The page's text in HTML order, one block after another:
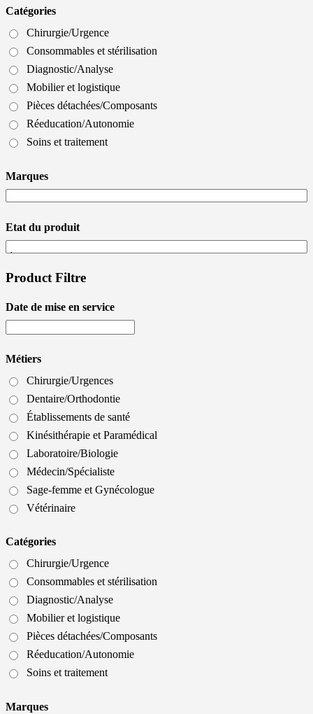
Catégories
Chirurgie/Urgence
Consommables et stérilisation
Diagnostic/Analyse
Mobilier et logistique
Pièces détachées/Composants
Réeducation/Autonomie
Soins et traitement
Marques
Etat du produit
Product Filtre
Date de mise en service
Métiers
Chirurgie/Urgences
Dentaire/Orthodontie
Établissements de santé
Kinésithérapie et Paramédical
Laboratoire/Biologie
Médecin/Spécialiste
Sage-femme et Gynécologue
Vétérinaire
Catégories
Chirurgie/Urgence
Consommables et stérilisation
Diagnostic/Analyse
Mobilier et logistique
Pièces détachées/Composants
Réeducation/Autonomie
Soins et traitement
Marques